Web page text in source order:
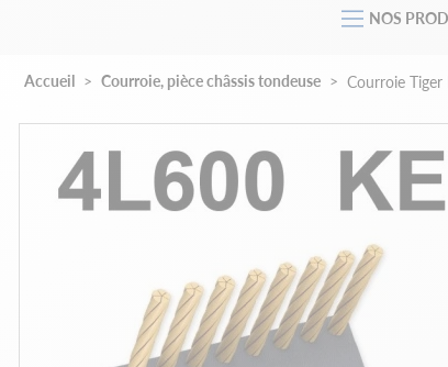
NOS
Accueil Courroie, pièce châssis tondeuse Courroie